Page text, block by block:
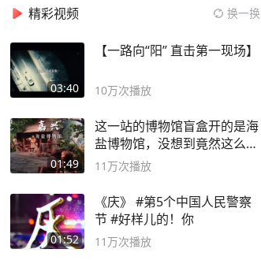
精彩视频 换一换
03:40
【一路向“阳” 直击第一现场】
10万次播放
01:49
这一站的博物馆盲盒开的是海
盐博物馆，没想到竟然这么好
逛！
11万次播放
01:52
《庆》 #第5个中国人民警察
节 #好样儿的！你
11万次播放